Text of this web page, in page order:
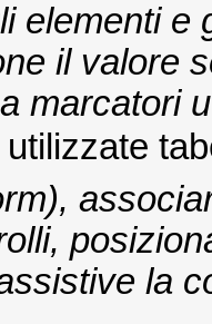
elementi e
il valore
marcatori
la